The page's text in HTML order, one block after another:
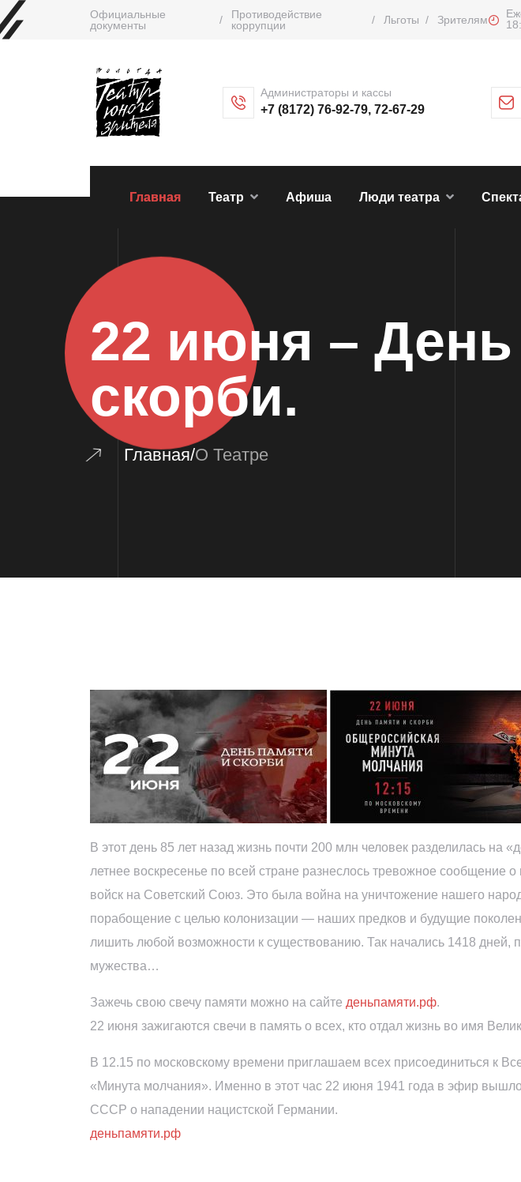
Официальные
документы
/
Противодействие
коррупции
/ Льготы / Зрителям
Администраторы и кассы
+7 (8172) 76-92-79, 72-67-29
Главная Театр Афиша Люди театра
22 июня –
скорби.
Главная/О Театре
В этот день 85 лет назад жизнь почти 200 млн человек разделилась на
летнее воскресенье по всей стране разнеслось тревожное сообщение
войск на Советский Союз. Это была война на уничтожение нашего
порабощение с целью колонизации — наших предков и будущие
лишить любой возможности к существованию. Так начались 1418 дней,
мужества…
Зажечь свою свечу памяти можно на сайте деньпамяти.рф.
22 июня зажигаются свечи в память о всех, кто отдал жизнь во имя
В 12.15 по московскому времени приглашаем всех присоединиться к
«Минута молчания». Именно в этот час 22 июня 1941 года в эфир
СССР о нападении нацистской Германии.
деньпамяти.рф